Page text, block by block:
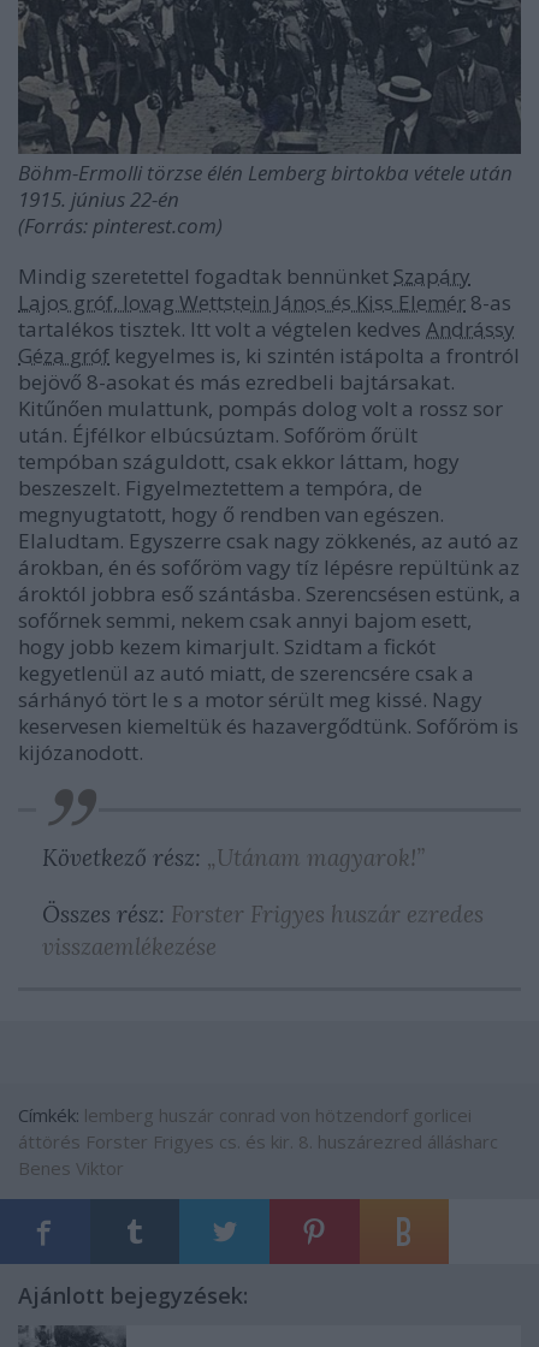
Böhm-Ermolli törzse élén Lemberg birtokba vétele után
1915. június 22-én
(Forrás: pinterest.com)
Mindig szeretettel fogadtak bennünket Szapáry
Lajos gróf, lovag Wettstein János és Kiss Elemér 8-as
tartalékos tisztek. Itt volt a végtelen kedves Andrássy
Géza gróf kegyelmes is, ki szintén istápolta a frontról
bejövő 8-asokat és más ezredbeli bajtársakat.
Kitűnően mulattunk, pompás dolog volt a rossz sor
után. Éjfélkor elbúcsúztam. Sofőröm őrült
tempóban száguldott, csak ekkor láttam, hogy
beszeszelt. Figyelmeztettem a tempóra, de
megnyugtatott, hogy ő rendben van egészen.
Elaludtam. Egyszerre csak nagy zökkenés, az autó az
árokban, én és sofőröm vagy tíz lépésre repültünk az
ároktól jobbra eső szántásba. Szerencsésen estünk, a
sofőrnek semmi, nekem csak annyi bajom esett,
hogy jobb kezem kimarjult. Szidtam a fickót
kegyetlenül az autó miatt, de szerencsére csak a
sárhányó tört le s a motor sérült meg kissé. Nagy
keservesen kiemeltük és hazavergődtünk. Sofőröm is
kijózanodott.
Következő rész: „Utánam magyarok!”
Összes rész: Forster Frigyes huszár ezredes
visszaemlékezése
Címkék: lemberg huszár conrad von hötzendorf gorlicei
áttörés Forster Frigyes cs. és kir. 8. huszárezred állásharc
Benes Viktor
Ajánlott bejegyzések: